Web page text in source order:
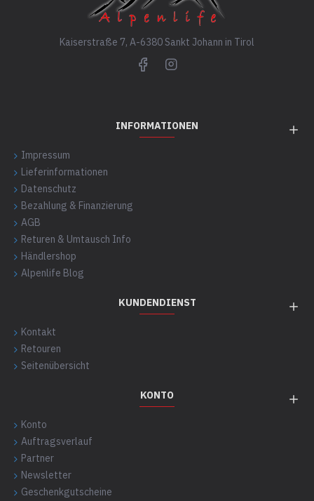
Kaiserstraße 7, A-6380 Sankt Johann in Tirol
INFORMATIONEN
Impressum
Lieferinformationen
Datenschutz
Bezahlung & Finanzierung
AGB
Returen & Umtausch Info
Händlershop
Alpenlife Blog
KUNDENDIENST
Kontakt
Retouren
Seitenübersicht
KONTO
Konto
Auftragsverlauf
Partner
Newsletter
Geschenkgutscheine